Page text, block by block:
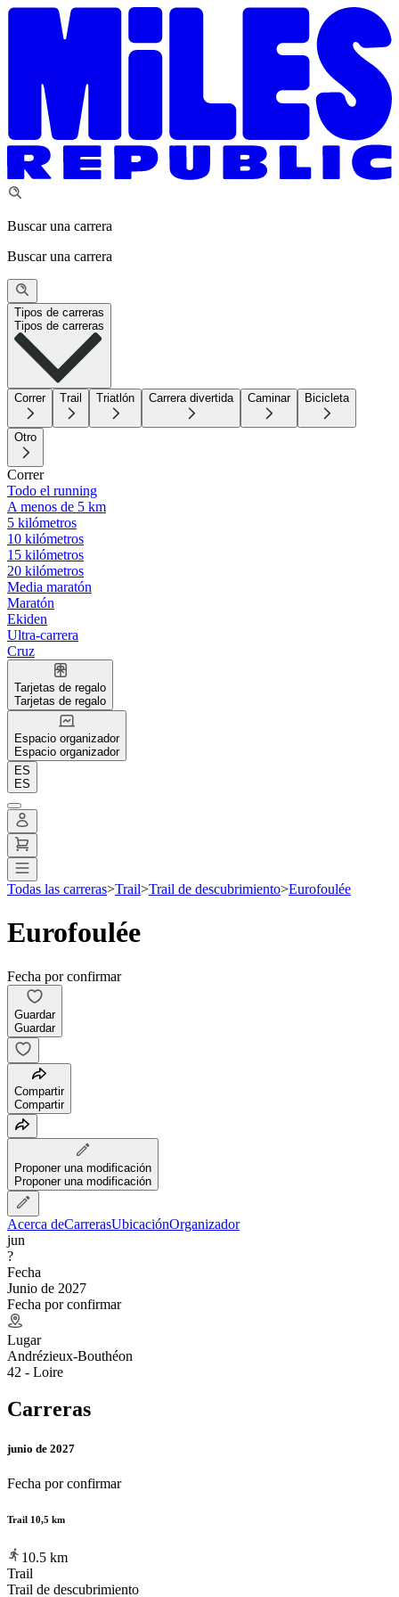
Buscar una carrera
Buscar una carrera
Tipos de carreras
Tipos de carreras
Correr Trail Triatlón Carrera divertida Caminar Bicicleta
Otro
Correr
Todo el running
A menos de 5 km
5 kilómetros
10 kilómetros
15 kilómetros
20 kilómetros
Media maratón
Maratón
Ekiden
Ultra-carrera
Cruz
Tarjetas de regalo
Tarjetas de regalo
Espacio organizador
Espacio organizador
ES
ES
Todas las carreras>Trail>Trail de descubrimiento>Eurofoulée
Eurofoulée
Fecha por confirmar
Guardar
Guardar
Compartir
Compartir
Proponer una modificación
Proponer una modificación
Acerca deCarrerasUbicaciónOrganizador
jun
?
Fecha
Junio de 2027
Fecha por confirmar
Lugar
Andrézieux-Bouthéon
42 - Loire
Carreras
junio de 2027
Fecha por confirmar
Trail 10,5 km
10.5 km
Trail
Trail de descubrimiento